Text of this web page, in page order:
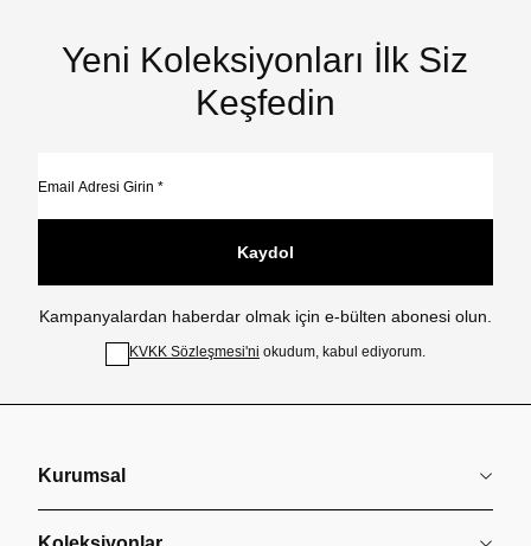
Yeni Koleksiyonları İlk Siz
Keşfedin
Kaydol
Kampanyalardan haberdar olmak için e-bülten abonesi olun.
KVKK Sözleşmesi'ni okudum, kabul ediyorum.
Kurumsal